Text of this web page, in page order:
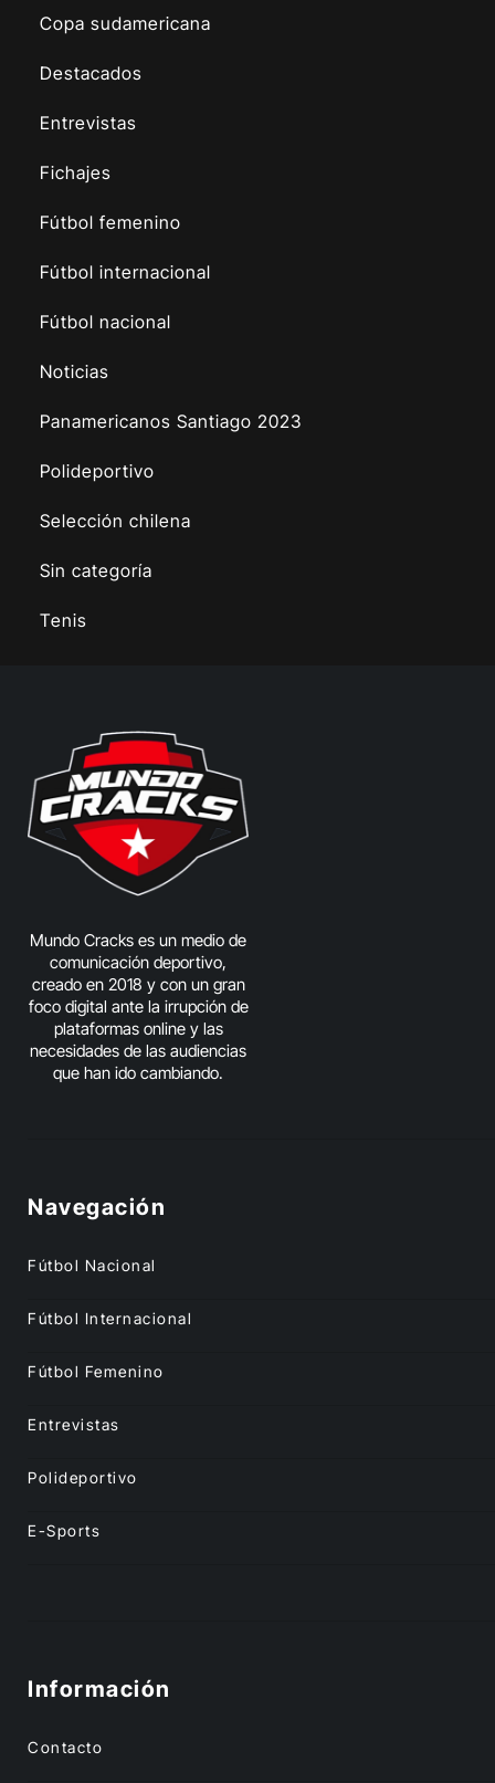
Copa sudamericana
Destacados
Entrevistas
Fichajes
Fútbol femenino
Fútbol internacional
Fútbol nacional
Noticias
Panamericanos Santiago 2023
Polideportivo
Selección chilena
Sin categoría
Tenis
Mundo Cracks es un medio de
comunicación deportivo,
creado en 2018 y con un gran
foco digital ante la irrupción de
plataformas online y las
necesidades de las audiencias
que han ido cambiando.
Navegación
Fútbol Nacional
Fútbol Internacional
Fútbol Femenino
Entrevistas
Polideportivo
E-Sports
Información
Contacto